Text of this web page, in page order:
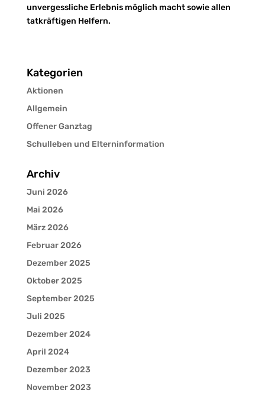
unvergessliche Erlebnis möglich macht sowie allen
tatkräftigen Helfern.
Kategorien
Aktionen
Allgemein
Offener Ganztag
Schulleben und Elterninformation
Archiv
Juni 2026
Mai 2026
März 2026
Februar 2026
Dezember 2025
Oktober 2025
September 2025
Juli 2025
Dezember 2024
April 2024
Dezember 2023
November 2023